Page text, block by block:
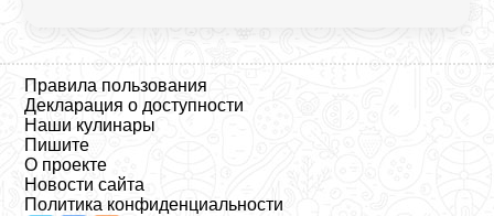
Правила пользования
Декларация о доступности
Наши кулинары
Пишите
О проекте
Новости сайта
Политика конфиденциальности